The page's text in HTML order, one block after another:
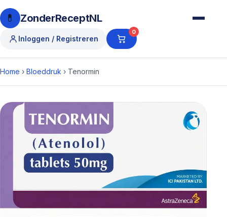
💊 ZonderReceptNL
Inloggen / Registreren
0
Home › Bloeddruk › Tenormin